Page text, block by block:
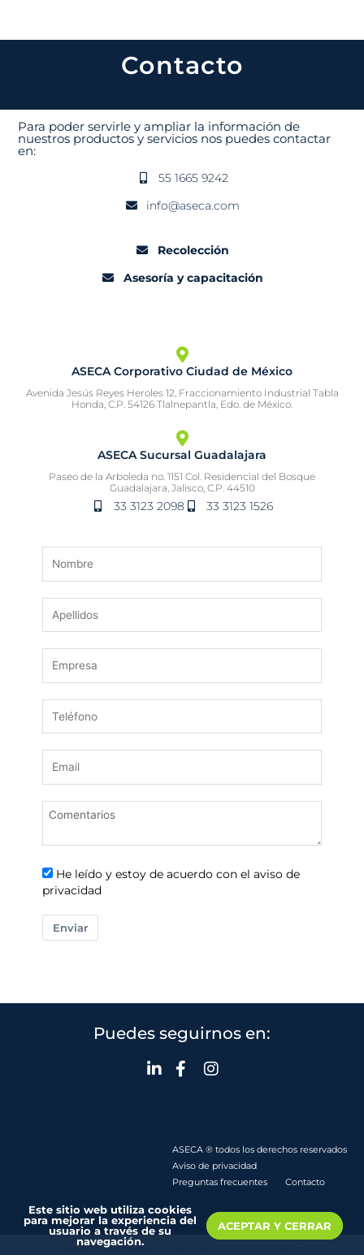
Contacto
Para poder servirle y ampliar la información de
nuestros productos y servicios nos puedes contactar
en:
55 1665 9242
info@aseca.com
Recolección
Asesoría y capacitación
ASECA Corporativo Ciudad de México
Avenida Jesús Reyes Heroles 12, Fraccionamiento Industrial Tabla
Honda, C.P. 54126 Tlalnepantla, Edo. de México.
ASECA Sucursal Guadalajara
Paseo de la Arboleda no. 1151 Col. Residencial del Bosque
Guadalajara, Jalisco, C.P. 44510
33 3123 2098 33 3123 1526
He leído y estoy de acuerdo con el aviso de
privacidad
Enviar
Puedes seguirnos en:
ASECA ® todos los derechos reservados
Aviso de privacidad
Preguntas frecuentes
Contacto
Creado y mantenido por encuentraysoluciona.digital
Este sitio web utiliza cookies
para mejorar la experiencia del
usuario a través de su
navegación.
ACEPTAR Y CERRAR